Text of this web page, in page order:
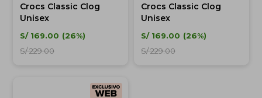
Crocs Classic Clog
Unisex
S/ 169.00
26
S/229.00
Crocs Classic Clog
Unisex
S/ 169.00
26
S/229.00